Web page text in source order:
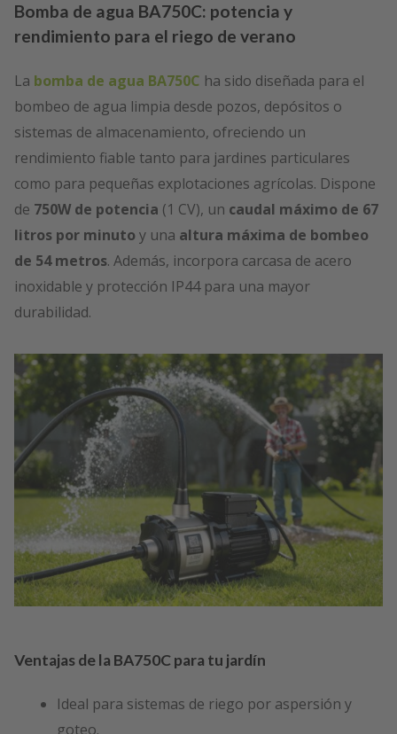
Bomba de agua BA750C: potencia y
rendimiento para el riego de verano
La bomba de agua BA750C ha sido diseñada para el
bombeo de agua limpia desde pozos, depósitos o
sistemas de almacenamiento, ofreciendo un
rendimiento fiable tanto para jardines particulares
como para pequeñas explotaciones agrícolas. Dispone
de 750W de potencia (1 CV), un caudal máximo de 67
litros por minutoy una altura máxima de bombeo
de 54 metros. Además, incorpora carcasa de acero
inoxidable y protección IP44 para una mayor
durabilidad.
Ventajas de la BA750C para tu jardín
Ideal para sistemas de riego por aspersión y
goteo.